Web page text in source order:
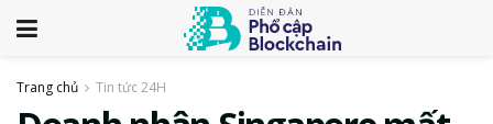
Trang chủ Tin tức 24H